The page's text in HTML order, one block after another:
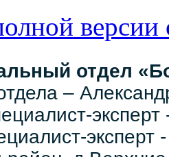
версии
отдел
–